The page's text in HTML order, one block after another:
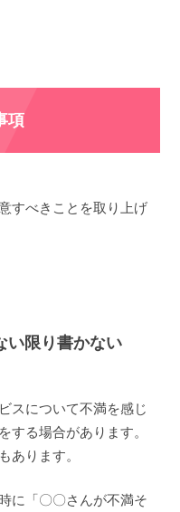
項
すべきことを取り上げ
い限り書かない
スについて不満を感じ
する場合があります。
あります。
に「〇〇さんが不満そ